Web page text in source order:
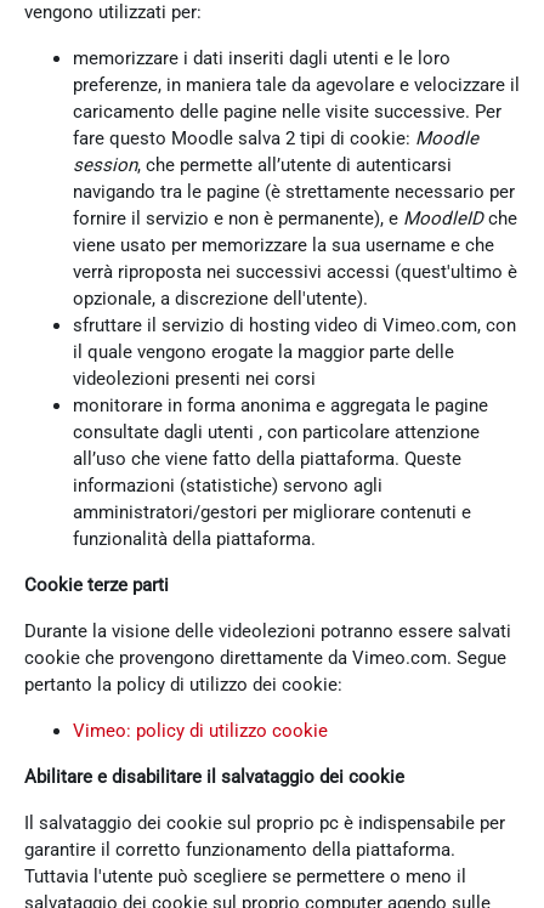
vengono utilizzati per:
memorizzare i dati inseriti dagli utenti e le loro
preferenze, in maniera tale da agevolare e velocizzare il
caricamento delle pagine nelle visite successive. Per
fare questo Moodle salva 2 tipi di cookie: Moodle
session, che permette all’utente di autenticarsi
navigando tra le pagine (è strettamente necessario per
fornire il servizio e non è permanente), e MoodleIDche
viene usato per memorizzare la sua username e che
verrà riproposta nei successivi accessi (quest'ultimo è
opzionale, a discrezione dell'utente).
sfruttare il servizio di hosting video di Vimeo.com, con
il quale vengono erogate la maggior parte delle
videolezioni presenti nei corsi
monitorare in forma anonima e aggregata le pagine
consultate dagli utenti , con particolare attenzione
all’uso che viene fatto della piattaforma. Queste
informazioni (statistiche) servono agli
amministratori/gestori per migliorare contenuti e
funzionalità della piattaforma.
Cookie terze parti
Durante la visione delle videolezioni potranno essere salvati
cookie che provengono direttamente da Vimeo.com. Segue
pertanto la policy di utilizzo dei cookie:
Vimeo: policy di utilizzo cookie
Abilitare e disabilitare il salvataggio dei cookie
Il salvataggio dei cookie sul proprio pc è indispensabile per
garantire il corretto funzionamento della piattaforma.
Tuttavia l'utente può scegliere se permettere o meno il
salvataggio dei cookie sul proprio computer agendo sulle